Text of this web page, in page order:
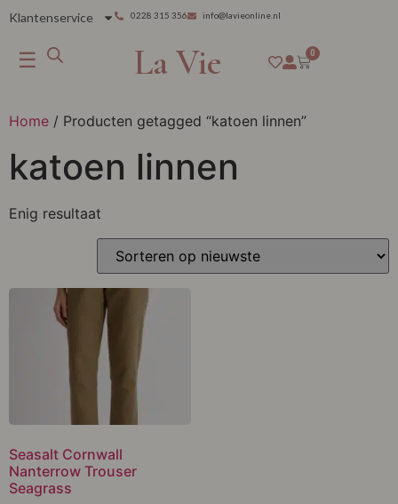
Klantenservice 0228 315 356 info@lavieonline.nl
☰ La Vie 0
Home / Producten getagged “katoen linnen”
katoen linnen
Enig resultaat
Seasalt Cornwall
Nanterrow Trouser
Seagrass